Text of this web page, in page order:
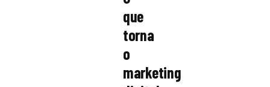
que
torna
o
marketing